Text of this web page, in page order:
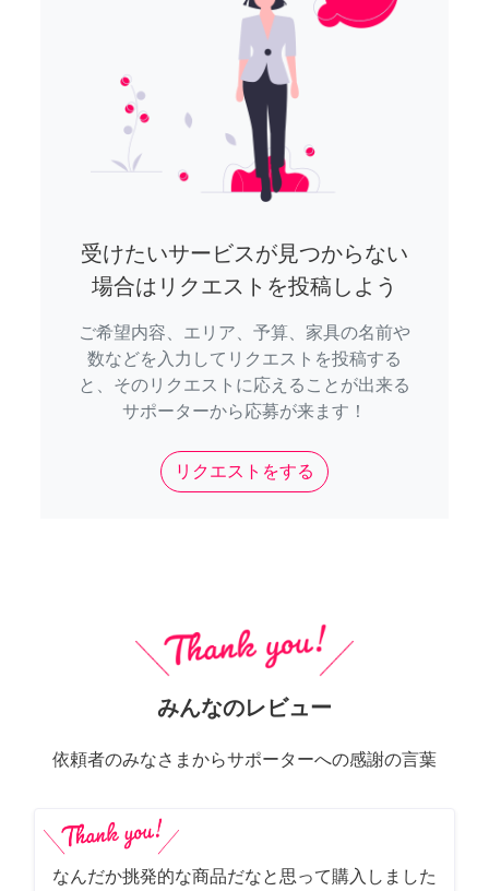
受けたいサービスが見つからない
場合はリクエストを投稿しよう
ご希望内容、エリア、予算、家具の名前や
数などを入力してリクエストを投稿する
と、そのリクエストに応えることが出来る
サポーターから応募が来ます！
リクエストをする
みんなのレビュー
依頼者のみなさまからサポーターへの感謝の言葉
なんだか挑発的な商品だなと思って購入しました